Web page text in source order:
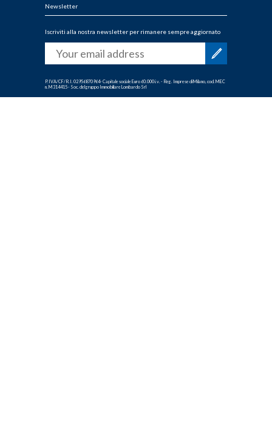
Newsletter
Iscriviti alla nostra newsletter per rimanere sempre aggiornato
P.IVA/CF/R.I. 02956870964- Capitale sociale Euro 60.000 i.v. - Reg. Imprese di Milano, cod. MEC
n. M314415 - Soc. del gruppo Immobiliare Lombardo Srl